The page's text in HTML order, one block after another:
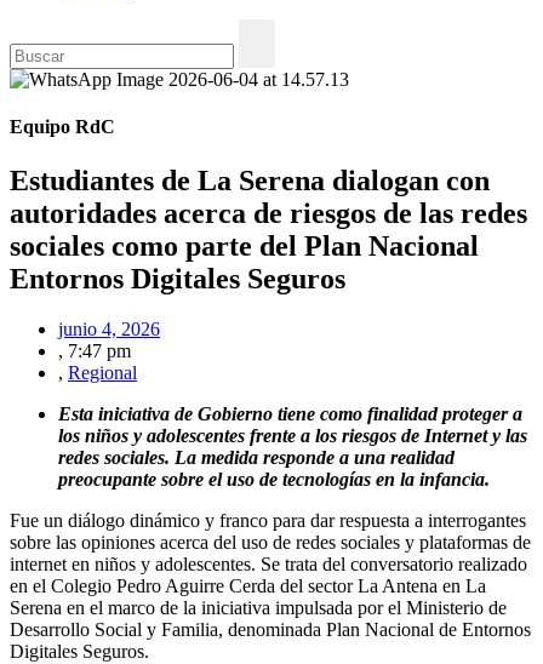
Equipo RdC
Estudiantes de La Serena dialogan con
autoridades acerca de riesgos de las redes
sociales como parte del Plan Nacional
Entornos Digitales Seguros
junio 4, 2026
, 7:47 pm
, Regional
Esta iniciativa de Gobierno tiene como finalidad proteger a
los niños y adolescentes frente a los riesgos de Internet y las
redes sociales. La medida responde a una realidad
preocupante sobre el uso de tecnologías en la infancia.
Fue un diálogo dinámico y franco para dar respuesta a interrogantes
sobre las opiniones acerca del uso de redes sociales y plataformas de
internet en niños y adolescentes. Se trata del conversatorio realizado
en el Colegio Pedro Aguirre Cerda del sector La Antena en La
Serena en el marco de la iniciativa impulsada por el Ministerio de
Desarrollo Social y Familia, denominada Plan Nacional de Entornos
Digitales Seguros.